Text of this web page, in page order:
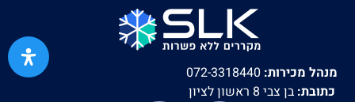
מנהל מכירות: 072-3318440
כתובת: בן צבי 8 ראשון לציון